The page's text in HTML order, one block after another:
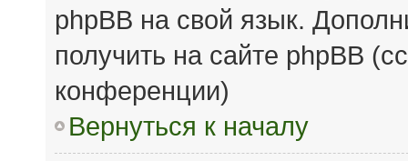
phpBB на свой язык.
получить на сайте phpBB
конференции)
Вернуться к началу